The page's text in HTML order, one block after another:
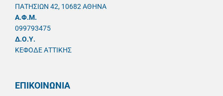
ΠΑΤΗΣΙΩΝ 42, 10682 ΑΘΗΝΑ
A.Φ.Μ.
099793475
Δ.Ο.Υ.
ΚΕΦΟΔΕ ΑΤΤΙΚΗΣ
ΕΠΙΚΟΙΝΩΝΙΑ